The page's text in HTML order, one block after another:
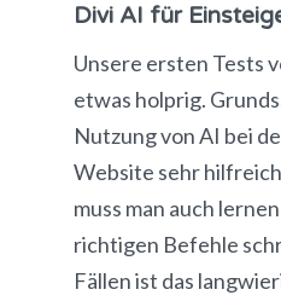
Divi AI für
Unsere ersten Tests
etwas holprig.
Nutzung von AI bei
Website sehr
muss man auch
richtigen Befehle
Fällen ist das